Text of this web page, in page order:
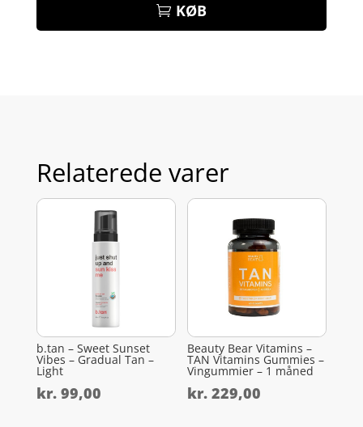
KØB
Relaterede varer
b.tan – Sweet Sunset
Vibes – Gradual Tan –
Light
kr.99,00
Beauty Bear Vitamins –
TAN Vitamins Gummies –
Vingummier – 1 måned
kr. 229,00